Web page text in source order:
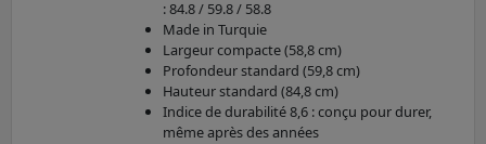
: 84.8 / 59.8 / 58.8
Made in Turquie
Largeur compacte (58,8 cm)
Profondeur standard (59,8 cm)
Hauteur standard (84,8 cm)
Indice de durabilité 8,6 : conçu pour durer,
même après des années